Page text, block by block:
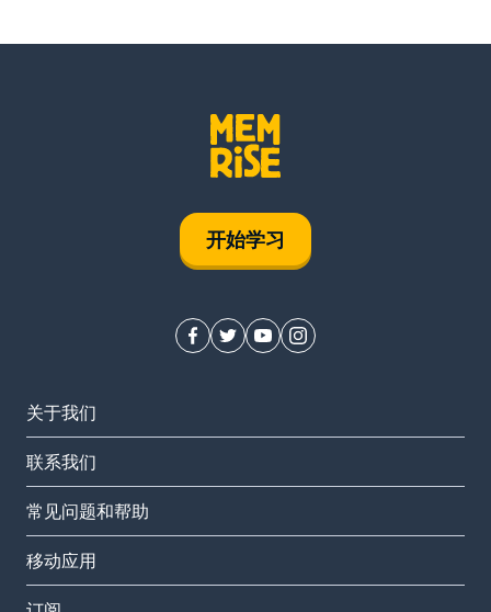
开始学习
关于我们
联系我们
常见问题和帮助
移动应用